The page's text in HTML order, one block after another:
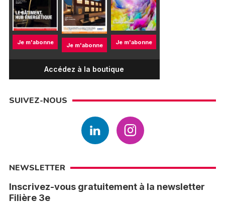
Je m'abonne Je m'abonne Je m'abonne
Accédez à la boutique
SUIVEZ-NOUS
NEWSLETTER
Inscrivez-vous gratuitement à la newsletter
Filière 3e